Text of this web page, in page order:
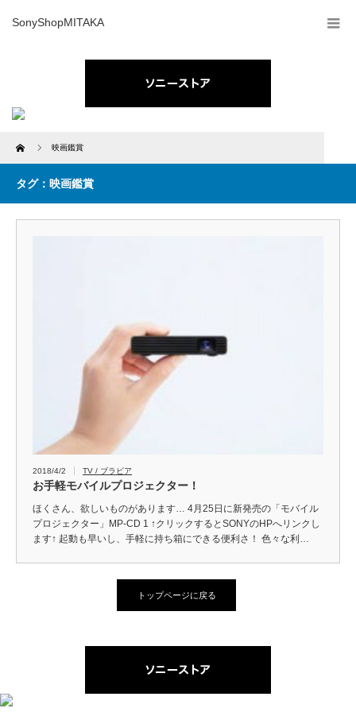
SonyShopMITAKA
Home 映画鑑賞
タグ：映画鑑賞
2018/4/2 TV / ブラビア
お手軽モバイルプロジェクター！
ほくさん、欲しいものがあります… 4月25日に新発売の「モバイル
プロジェクター」MP-CD 1 ↑クリックするとSONYのHPへリンクし
ます↑ 起動も早いし、手軽に持ち箱にできる便利さ！ 色々な利…
トップページに戻る